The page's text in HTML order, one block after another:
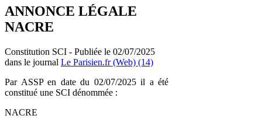
ANNONCE LÉGALE
NACRE
Constitution SCI - Publiée le 02/07/2025
dans le journal Le Parisien.fr (Web) (14)
Par ASSP en date du 02/07/2025 il a été
constitué une SCI dénommée :
NACRE